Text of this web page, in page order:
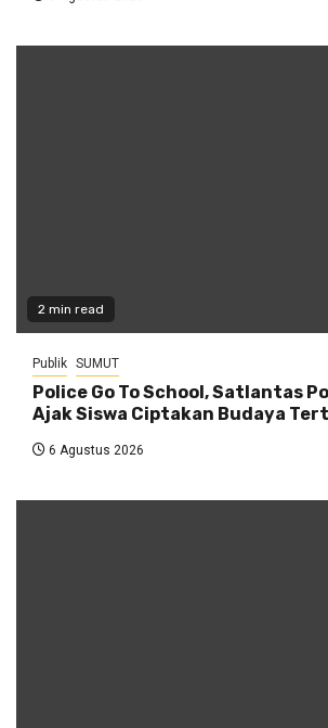
2 min read
Publik SUMUT
Police Go To School, Satlantas
Ajak Siswa Ciptakan Budaya
6 Agustus 2026